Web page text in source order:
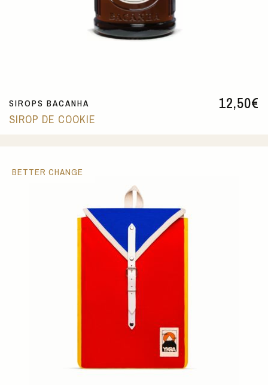
12,50€
SIROPS BACANHA
SIROP DE COOKIE
BETTER CHANGE